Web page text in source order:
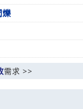
爍
需求 >>